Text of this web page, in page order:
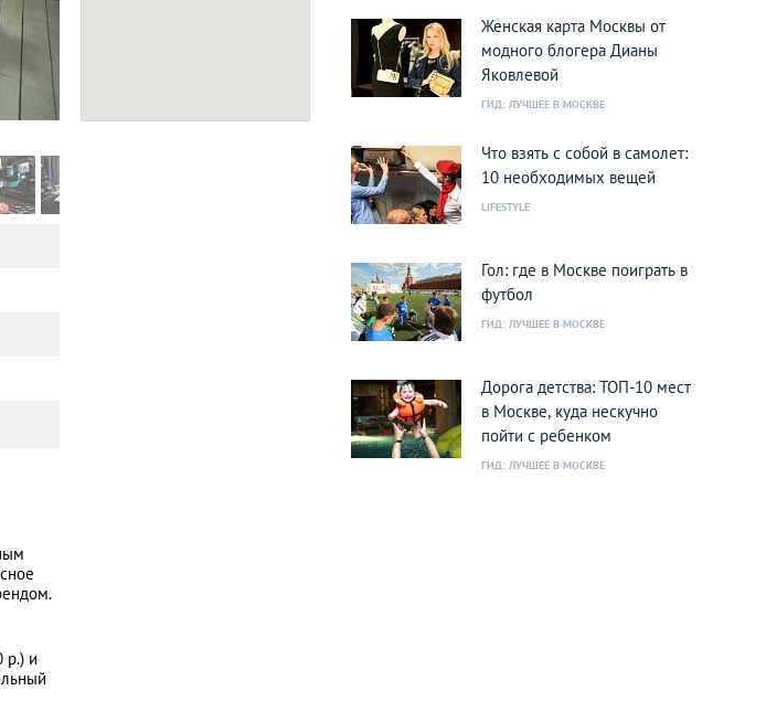
р.) и
Женская карта Москвы от
модного блогера Дианы
Яковлевой
ГИД: ЛУЧШЕЕ В МОСКВЕ
Что взять с собой в самолет:
10 необходимых вещей
LIFESTYLE
Гол: где в Москве поиграть в
футбол
ГИД: ЛУЧШЕЕ В МОСКВЕ
Дорога детства: ТОП-10 мест
в Москве, куда нескучно
пойти с ребенком
ГИД: ЛУЧШЕЕ В МОСКВЕ